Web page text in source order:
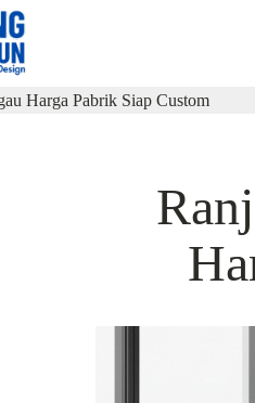
Harga Pabrik Siap Custom